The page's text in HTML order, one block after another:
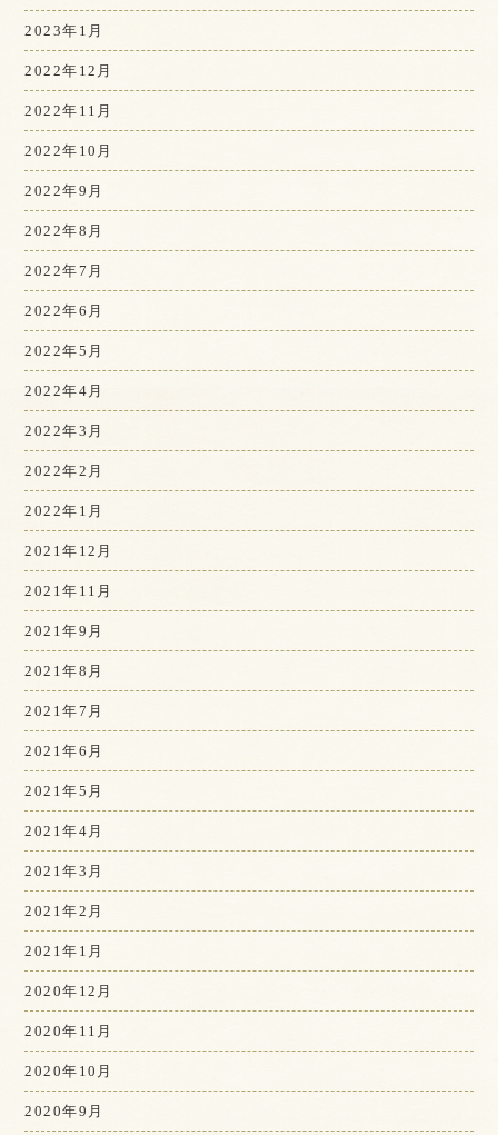
2023年1月
2022年12月
2022年11月
2022年10月
2022年9月
2022年8月
2022年7月
2022年6月
2022年5月
2022年4月
2022年3月
2022年2月
2022年1月
2021年12月
2021年11月
2021年9月
2021年8月
2021年7月
2021年6月
2021年5月
2021年4月
2021年3月
2021年2月
2021年1月
2020年12月
2020年11月
2020年10月
2020年9月